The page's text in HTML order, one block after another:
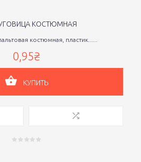
КОСТЮМНАЯ
костюмная, пластик......
0,95₴
КУПИТЬ